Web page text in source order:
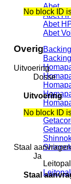
Abet
Abet
Abet
Abet
Backing
No block ID
Overig
Uitvoering
Dosse
Uitvoering
No block ID
Staal aanvragen
Ja
Staal